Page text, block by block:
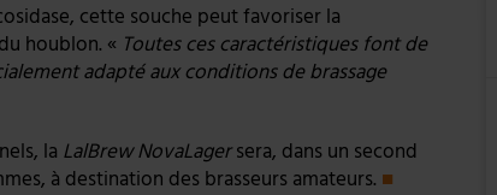
cette souche peut favoriser la
houblon. « Toutes ces caractéristiques font de
adapté aux conditions de brassage
la LalBrew NovaLagersera, dans un second
à destination des brasseurs amateurs. ■